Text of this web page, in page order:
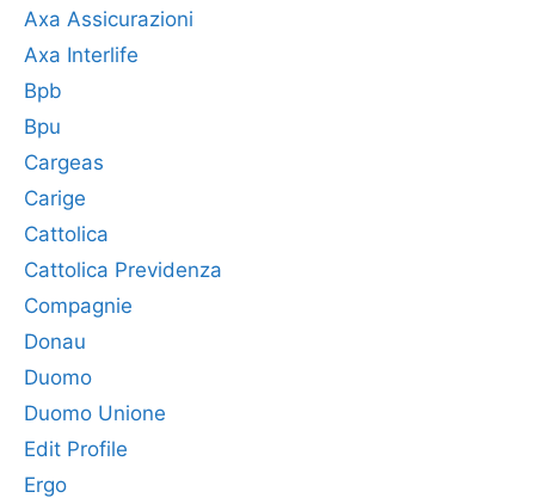
Axa Assicurazioni
Axa Interlife
Bpb
Bpu
Cargeas
Carige
Cattolica
Cattolica Previdenza
Compagnie
Donau
Duomo
Duomo Unione
Edit Profile
Ergo